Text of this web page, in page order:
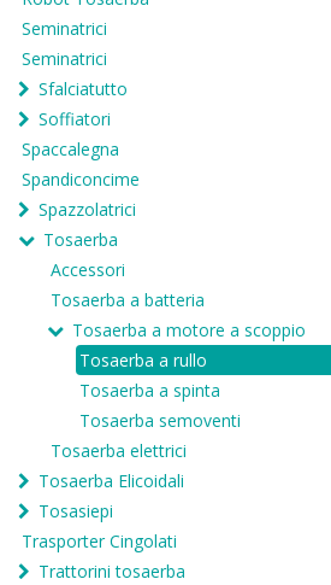
Seminatrici
Seminatrici
Sfalciatutto
Soffiatori
Spaccalegna
Spandiconcime
Spazzolatrici
Tosaerba
Accessori
Tosaerba a batteria
Tosaerba a motore a scoppio
Tosaerba a rullo
Tosaerba a spinta
Tosaerba semoventi
Tosaerba elettrici
Tosaerba Elicoidali
Tosasiepi
Trasporter Cingolati
Trattorini tosaerba